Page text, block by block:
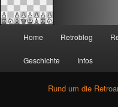
Zum
primären
Inhalt
Zum
sekundären
Inhalt
Home Retroblog
Geschichte Infos
Rund um die